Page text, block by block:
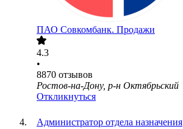
ПАО Совкомбанк. Продажи
4.3
•
8870 отзывов
Ростов-на-Дону, р-н Октябрьский
Откликнуться
Администратор отдела назначения